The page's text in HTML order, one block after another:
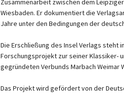
Wiesbaden. Er dokumentiert die
Jahre unter den Bedingungen der
Die Erschließung des Insel Verlags steht
Forschungsprojekt zur seiner Klassiker-
gegründeten Verbunds Marbach Weimar
Das Projekt wird gefördert von der